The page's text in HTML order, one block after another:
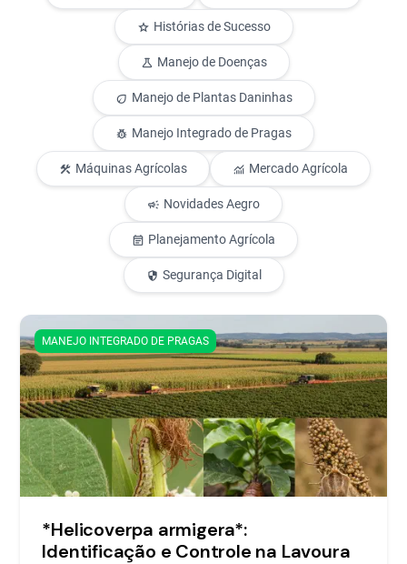
star Histórias de Sucesso
science Manejo de Doenças
eco Manejo de Plantas Daninhas
pest_control Manejo Integrado de Pragas
construction Máquinas Agrícolas monitoring Mercado Agrícola
campaign Novidades Aegro
event_note Planejamento Agrícola
security Segurança Digital
MANEJO INTEGRADO DE PRAGAS
*Helicoverpa armigera*:
Identificação e Controle na Lavoura